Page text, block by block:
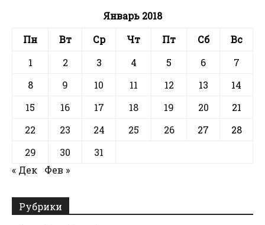
Январь 2018
Пн
Вт Ср Чт Пт Сб
Вс
1
2 3 4 5 6
7
8
9 10 11 12 13
14
15
16 17 18 19 20
21
22
23 24 25 26 27
28
29
30
31
« Дек
Фев »
Рубрики